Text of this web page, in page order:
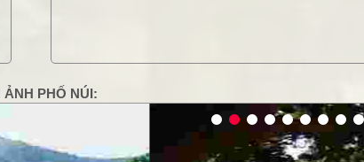
ẢNH PHỐ NÚI: